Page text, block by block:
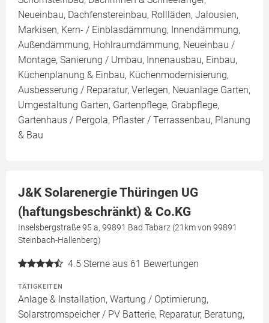
Neueinbau, Dachfenstereinbau, Rollläden, Jalousien,
Markisen, Kern- / Einblasdämmung, Innendämmung,
Außendämmung, Hohlraumdämmung, Neueinbau /
Montage, Sanierung / Umbau, Innenausbau, Einbau,
Küchenplanung & Einbau, Küchenmodernisierung,
Ausbesserung / Reparatur, Verlegen, Neuanlage Garten,
Umgestaltung Garten, Gartenpflege, Grabpflege,
Gartenhaus / Pergola, Pflaster / Terrassenbau, Planung
& Bau
J&K Solarenergie Thüringen UG
(haftungsbeschränkt) & Co.KG
Inselsbergstraße 95 a, 99891 Bad Tabarz (21km von 99891
Steinbach-Hallenberg)
4.5 Sterne aus 61 Bewertungen
TÄTIGKEITEN
Anlage & Installation, Wartung / Optimierung,
Solarstromspeicher / PV Batterie, Reparatur, Beratung,